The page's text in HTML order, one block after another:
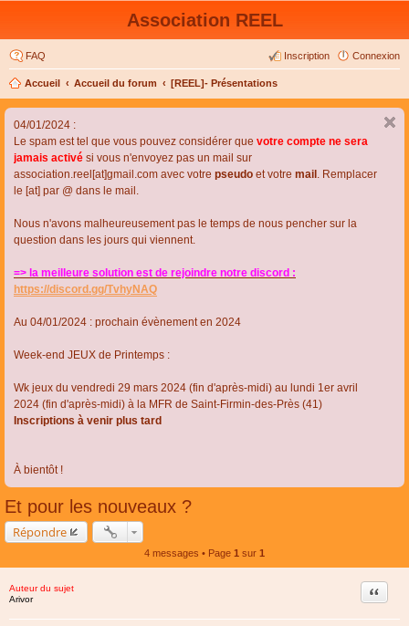
Association REEL
FAQ Connexion
Inscription
Accueil Accueil du forum [REEL]- Présentations
04/01/2024 :
Le spam est tel que vous pouvez considérer que votre compte ne sera
jamais activé si vous n'envoyez pas un mail sur
association.reel[at]gmail.com avec votre pseudo et votre mail . Remplacer
le [at] par @ dans le mail.
Nous n'avons malheureusement pas le temps de nous pencher sur la
question dans les jours qui viennent.
=> la meilleure solution est de rejoindre notre discord :
https://discord.gg/TvhyNAQ
Au 04/01/2024 : prochain évènement en 2024
Week-end JEUX de Printemps :
Wk jeux du vendredi 29 mars 2024 (fin d'après-midi) au lundi 1er avril
2024 (fin d'après-midi) à la MFR de Saint-Firmin-des-Près (41)
Inscriptions à venir plus tard
À bientôt !
Et pour les nouveaux ?
Répondre
4 messages • Page 1 sur 1
Auteur du sujet
Arivor
Citer